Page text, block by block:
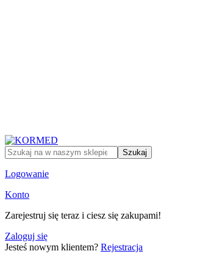
Szukaj
Logowanie
Konto
Zarejestruj się teraz i ciesz się zakupami!
Zaloguj się
Jesteś nowym klientem? Rejestracja